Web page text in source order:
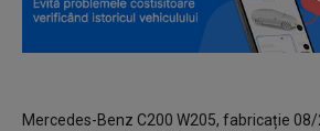
Mercedes-Benz C200 W205, fabricație